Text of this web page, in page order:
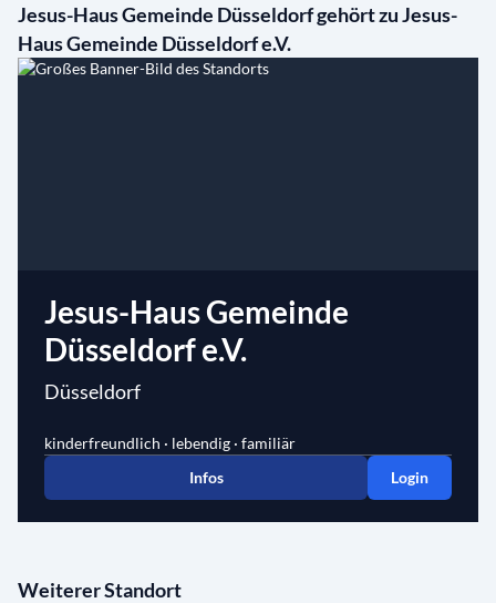
Jesus-Haus Gemeinde Düsseldorf gehört zu Jesus-
Haus Gemeinde Düsseldorf e.V.
Jesus-Haus Gemeinde
Düsseldorf e.V.
Düsseldorf
kinderfreundlich · lebendig · familiär
Infos
Login
Weiterer Standort